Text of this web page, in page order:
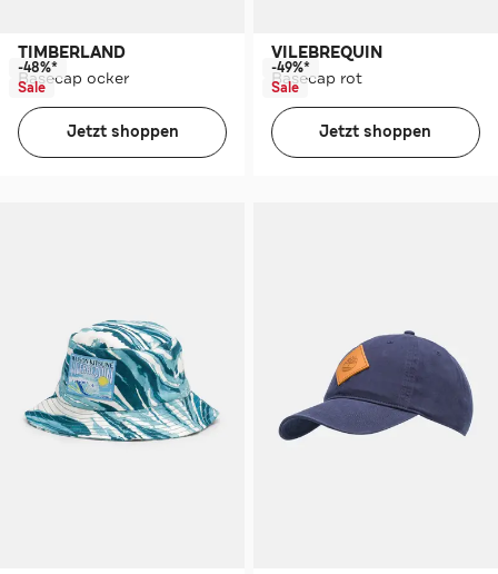
TIMBERLAND
Basecap ocker
-48%*
Sale
Jetzt shoppen
VILEBREQUIN
Basecap rot
-49%*
Sale
Jetzt shoppen